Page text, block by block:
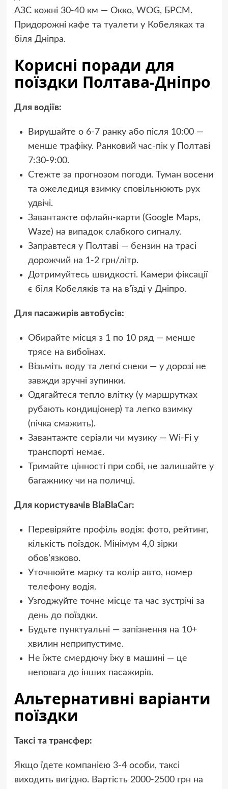
АЗС кожні 30-40 км — Окко, WOG, БРСМ.
Придорожні кафе та туалети у Кобеляках та
біля Дніпра.
Корисні поради для
поїздки Полтава-Дніпро
Для водіїв:
Вирушайте о 6-7 ранку або після 10:00 —
менше трафіку. Ранковий час-пік у Полтаві
7:30-9:00.
Стежте за прогнозом погоди. Туман восени
та ожеледиця взимку сповільнюють рух
удвічі.
Завантажте офлайн-карти (Google Maps,
Waze) на випадок слабкого сигналу.
Заправтеся у Полтаві — бензин на трасі
дорожчий на 1-2 грн/літр.
Дотримуйтесь швидкості. Камери фіксації
є біля Кобеляків та на в’їзді у Дніпро.
Для пасажирів автобусів:
Обирайте місця з 1 по 10 ряд — менше
трясе на вибоїнах.
Візьміть воду та легкі снеки — у дорозі не
завжди зручні зупинки.
Одягайтеся тепло влітку (у маршрутках
рубають кондиціонер) та легко взимку
(пічка смажить).
Завантажте серіали чи музику — Wi-Fi у
транспорті немає.
Тримайте цінності при собі, не залишайте у
багажнику чи на поличці.
Для користувачів BlaBlaCar:
Перевіряйте профіль водія: фото, рейтинг,
кількість поїздок. Мінімум 4,0 зірки
обов’язково.
Уточнюйте марку та колір авто, номер
телефону водія.
Узгоджуйте точне місце та час зустрічі за
день до поїздки.
Будьте пунктуальні — запізнення на 10+
хвилин неприпустиме.
Не їжте смердючу їжу в машині — це
неповага до інших пасажирів.
Альтернативні варіанти
поїздки
Таксі та трансфер:
Якщо їдете компанією 3-4 особи, таксі
виходить вигідно. Вартість 2000-2500 грн на